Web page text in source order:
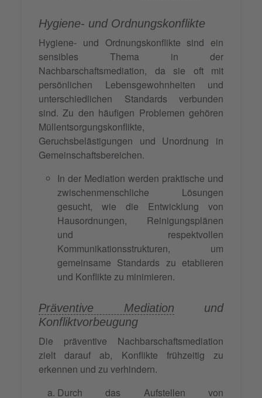
Hygiene- und Ordnungskonflikte
Hygiene- und Ordnungskonflikte sind ein
sensibles Thema in der
Nachbarschaftsmediation, da sie oft mit
persönlichen Lebensgewohnheiten und
unterschiedlichen Standards verbunden
sind. Zu den häufigen Problemen gehören
Müllentsorgungskonflikte,
Geruchsbelästigungen und Unordnung in
Gemeinschaftsbereichen.
In der Mediation werden praktische und
zwischenmenschliche Lösungen
gesucht, wie die Entwicklung von
Hausordnungen, Reinigungsplänen
und respektvollen
Kommunikationsstrukturen, um
gemeinsame Standards zu etablieren
und Konflikte zu minimieren.
Präventive Mediation und
Konfliktvorbeugung
Die präventive Nachbarschaftsmediation
zielt darauf ab, Konflikte frühzeitig zu
erkennen und zu verhindern.
Durch das Aufstellen von